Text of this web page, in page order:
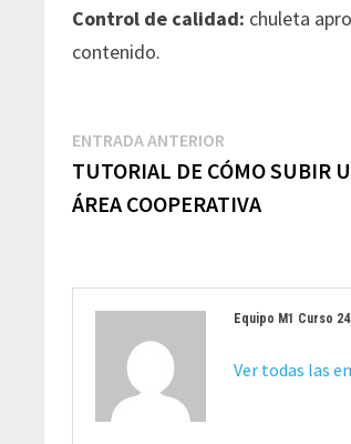
Control de calidad: chuleta
contenido.
Navegación
entradas
ENTRADA ANTERIOR
anterior:
TUTORIAL DE CÓMO SUBIR
ÁREA COOPERATIVA
Equipo M1 Curso
Ver todas las